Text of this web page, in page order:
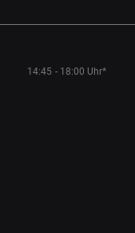
14:45 - 18:00 Uhr*